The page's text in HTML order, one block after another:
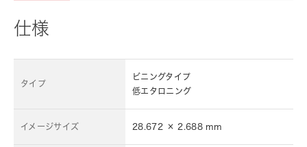
仕様
タイプ
ビニングタイプ
低エタロニング
イメージサイズ 28.672 × 2.688 mm